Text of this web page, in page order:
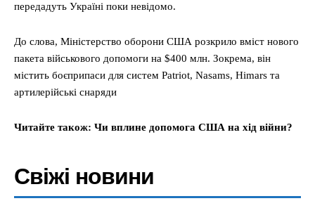
передадуть Україні поки невідомо.
До слова, Міністерство оборони США розкрило вміст нового
пакета військового допомоги на $400 млн. Зокрема, він
містить боєприпаси для систем Patriot, Nasams, Himars та
артилерійські снаряди
Читайте також: Чи вплине допомога США на хід війни?
Свіжі новини